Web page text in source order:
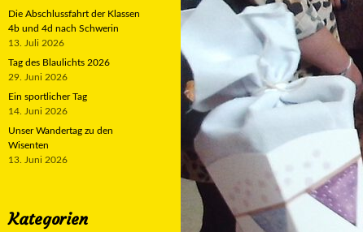
Die Abschlussfahrt der Klassen
4b und 4d nach Schwerin
13. Juli 2026
Tag des Blaulichts 2026
29. Juni 2026
Ein sportlicher Tag
14. Juni 2026
Unser Wandertag zu den
Wisenten
13. Juni 2026
Kategorien